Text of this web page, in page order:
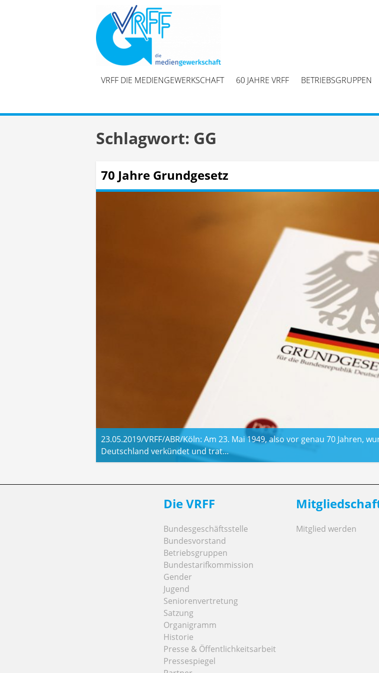
VRFF DIE MEDIENGEWERKSCHAFT 60 JAHRE VRFF BETRIEBSGRUPPEN
Schlagwort: GG
70 Jahre Grundgesetz
23.05.2019/VRFF/ABR/Köln: Am 23. Mai 1949, also vor genau 70 Jahren,
Deutschland verkündet und trat…
Die VRFF
Bundesgeschäftsstelle
Bundesvorstand
Betriebsgruppen
Bundestarifkommission
Gender
Jugend
Seniorenvertretung
Satzung
Organigramm
Historie
Presse & Öffentlichkeitsarbeit
Pressespiegel
Mitglied werden